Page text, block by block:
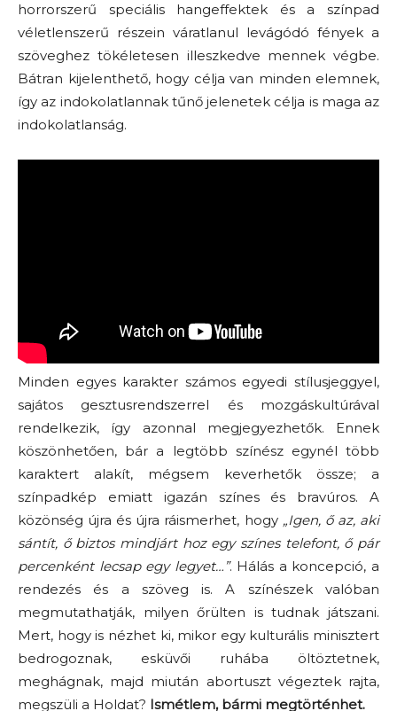
horrorszerű speciális hangeffektek és a színpad
véletlenszerű részein váratlanul levágódó fények a
szöveghez tökéletesen illeszkedve mennek végbe.
Bátran kijelenthető, hogy célja van minden elemnek,
így az indokolatlannak tűnő jelenetek célja is maga az
indokolatlanság.
Minden egyes karakter számos egyedi stílusjeggyel,
sajátos gesztusrendszerrel és mozgáskultúrával
rendelkezik, így azonnal megjegyezhetők. Ennek
köszönhetően, bár a legtöbb színész egynél több
karaktert alakít, mégsem keverhetők össze; a
színpadkép emiatt igazán színes és bravúros. A
közönség újra és újra ráismerhet, hogy „Igen, ő az, aki
sántít, ő biztos mindjárt hoz egy színes telefont, ő pár
percenként lecsap egy legyet…”. Hálás a koncepció, a
rendezés és a szöveg is. A színészek valóban
megmutathatják, milyen őrülten is tudnak játszani.
Mert, hogy is nézhet ki, mikor egy kulturális minisztert
bedrogoznak, esküvői ruhába öltöztetnek,
meghágnak, majd miután abortuszt végeztek rajta,
megszüli a Holdat? Ismétlem, bármi megtörténhet.